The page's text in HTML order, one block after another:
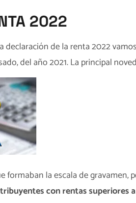
2022
declaración de la renta 2022
del año 2021. La principal
formaban la escala de
con rentas superiores